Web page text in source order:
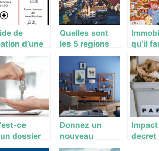
de
d’une
civile
Quelles sont
les 5 regions
les moins
cheres en
investissement
immobilier en
France ?
qu’il
avant
une
ce
dossier
?
Donnez un
nouveau
souffle a votre
decret